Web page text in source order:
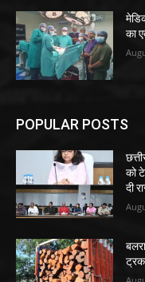
का
POPULAR POSTS
को
दी